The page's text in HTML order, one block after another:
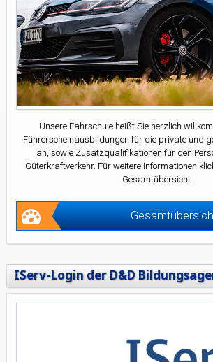
Unsere Fahrschule heißt Sie herzlich
Führerscheinausbildungen für die private und
an, sowie Zusatzqualifikationen für den
Güterkraftverkehr. Für weitere Informationen
Gesamtübersicht
IServ-Login der D&D